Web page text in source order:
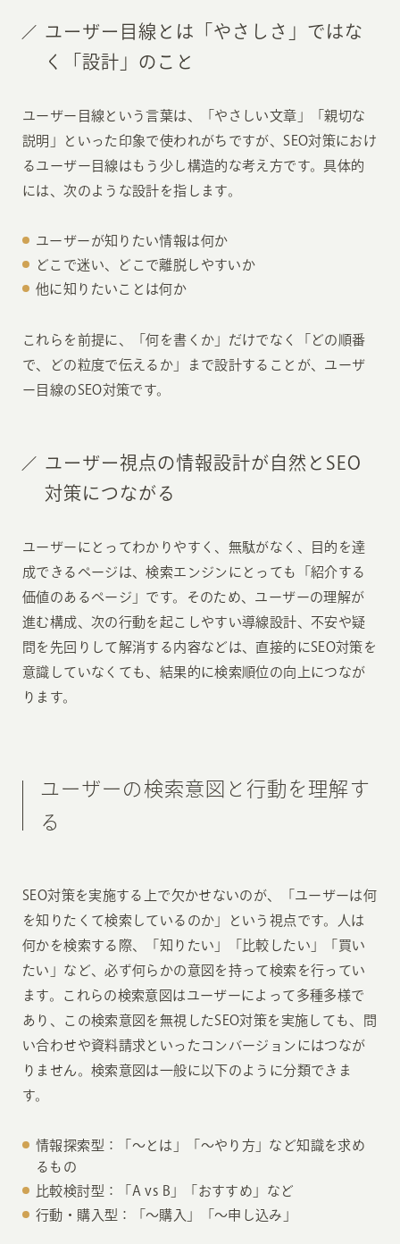
ユーザー目線とは「やさしさ」ではな
く「設計」のこと
ユーザー目線という言葉は、「やさしい文章」「親切な
説明」といった印象で使われがちですが、SEO対策におけ
るユーザー目線はもう少し構造的な考え方です。具体的
には、次のような設計を指します。
ユーザーが知りたい情報は何か
どこで迷い、どこで離脱しやすいか
他に知りたいことは何か
これらを前提に、「何を書くか」だけでなく「どの順番
で、どの粒度で伝えるか」まで設計することが、ユーザ
ー目線のSEO対策です。
ユーザー視点の情報設計が自然とSEO
対策につながる
ユーザーにとってわかりやすく、無駄がなく、目的を達
成できるページは、検索エンジンにとっても「紹介する
価値のあるページ」です。そのため、ユーザーの理解が
進む構成、次の行動を起こしやすい導線設計、不安や疑
問を先回りして解消する内容などは、直接的にSEO対策を
意識していなくても、結果的に検索順位の向上につなが
ります。
ユーザーの検索意図と行動を理解す
る
SEO対策を実施する上で欠かせないのが、「ユーザーは何
を知りたくて検索しているのか」という視点です。人は
何かを検索する際、「知りたい」「比較したい」「買い
たい」など、必ず何らかの意図を持って検索を行ってい
ます。これらの検索意図はユーザーによって多種多様で
あり、この検索意図を無視したSEO対策を実施しても、問
い合わせや資料請求といったコンバージョンにはつなが
りません。検索意図は一般に以下のように分類できま
す。
情報探索型：「〜とは」「〜やり方」など知識を求め
るもの
比較検討型：「A vs B」「おすすめ」など
行動・購入型：「〜購入」「〜申し込み」